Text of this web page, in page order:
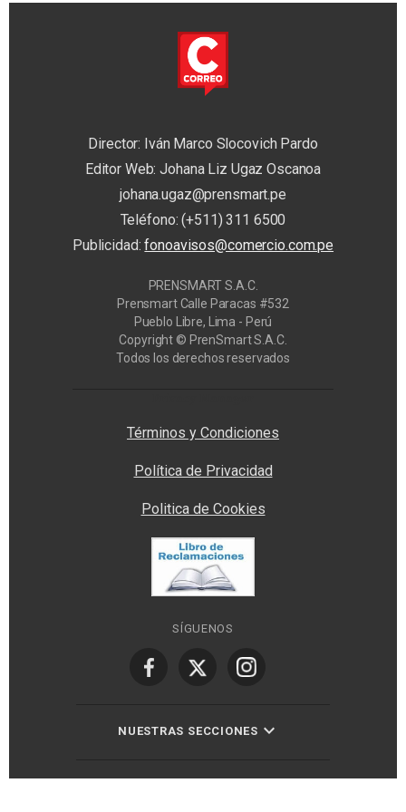
Director: Iván Marco Slocovich Pardo
Editor Web: Johana Liz Ugaz Oscanoa
johana.ugaz@prensmart.pe
Teléfono: (+511) 311 6500
Publicidad:fonoavisos@comercio.com.pe
PRENSMART S.A.C.
Prensmart Calle Paracas #532
Pueblo Libre, Lima - Perú
Copyright © PrenSmart S.A.C.
Todos los derechos reservados
Términos y Condiciones
Política de Privacidad
Politica de Cookies
SÍGUENOS
NUESTRAS SECCIONES